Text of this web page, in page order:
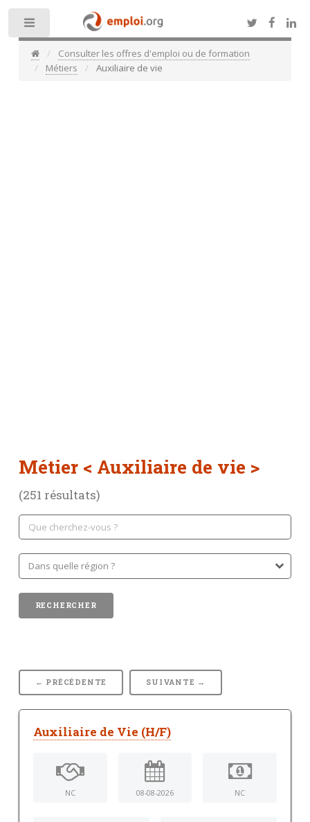
Consulter les offres d'emploi ou de formation
Métiers
Auxiliaire de vie
Métier < Auxiliaire de vie >
(251 résultats)
← PRÉCÉDENTE SUIVANTE →
Auxiliaire de Vie (H/F)
NC 08-08-2026 NC
Toggle